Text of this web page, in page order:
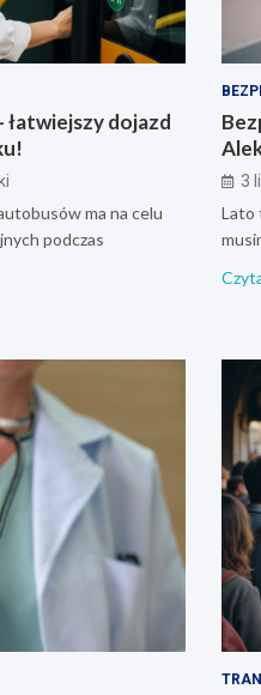
łatwiejszy dojazd
ma na celu
podczas
3
Lato